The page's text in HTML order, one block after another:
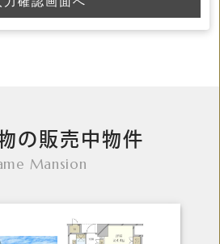
の販売中物件
Mansion